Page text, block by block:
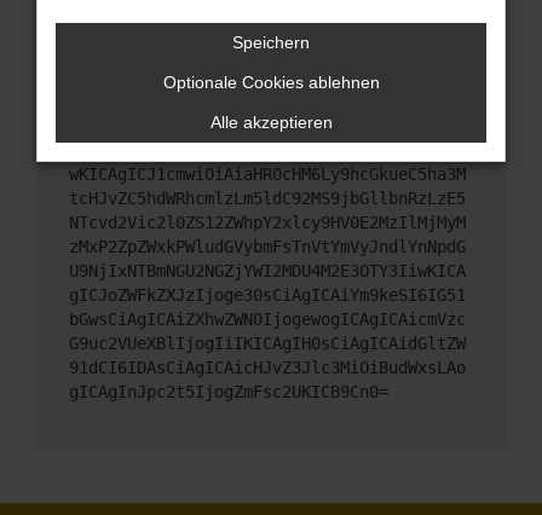
das Problem zu beheben. Du kannst uns diesen
Text schicken, um uns bei der Fehlersuche zu
unterstützen:
ewogICJuYW1lIjogIk5ldHdvcmtFcnJvciIsCiAgI
mNvbmZpZyI6IHsKICAgICJtZXRob2QiOiAiR0VUIi
wKICAgICJ1cmwiOiAiaHR0cHM6Ly9hcGkueC5ha3M
tcHJvZC5hdWRhcmlzLm5ldC92MS9jbGllbnRzLzE5
NTcvd2Vic2l0ZS12ZWhpY2xlcy9HV0E2MzIlMjMyM
zMxP2ZpZWxkPWludGVybmFsTnVtYmVyJndlYnNpdG
U9NjIxNTBmNGU2NGZjYWI2MDU4M2E3OTY3IiwKICA
gICJoZWFkZXJzIjoge30sCiAgICAiYm9keSI6IG51
bGwsCiAgICAiZXhwZWN0IjogewogICAgICAicmVzc
G9uc2VUeXBlIjogIiIKICAgIH0sCiAgICAidGltZW
91dCI6IDAsCiAgICAicHJvZ3Jlc3MiOiBudWxsLAo
gICAgInJpc2t5IjogZmFsc2UKICB9Cn0=
Speichern
Optionale Cookies ablehnen
Alle akzeptieren